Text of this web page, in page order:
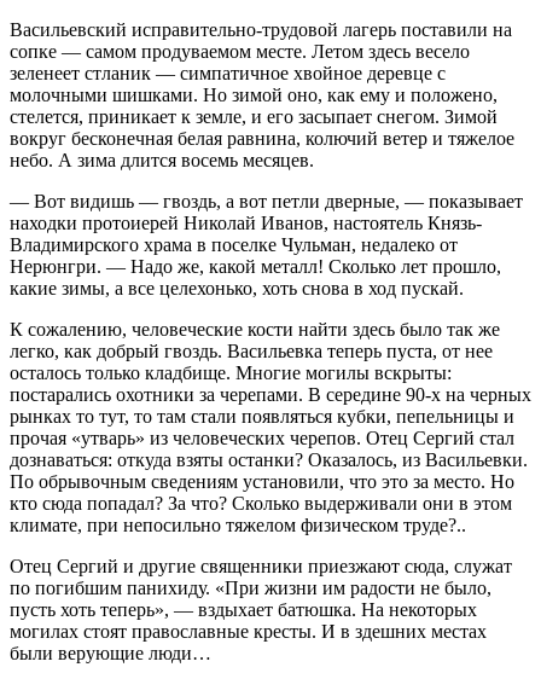
Васильевский исправительно-трудовой лагерь поставили на
сопке — самом продуваемом месте. Летом здесь весело
зеленеет стланик — симпатичное хвойное деревце с
молочными шишками. Но зимой оно, как ему и положено,
стелется, приникает к земле, и его засыпает снегом. Зимой
вокруг бесконечная белая равнина, колючий ветер и тяжелое
небо. А зима длится восемь месяцев.
— Вот видишь — гвоздь, а вот петли дверные, — показывает
находки протоиерей Николай Иванов, настоятель Князь-
Владимирского храма в поселке Чульман, недалеко от
Нерюнгри. — Надо же, какой металл! Сколько лет прошло,
какие зимы, а все целехонько, хоть снова в ход пускай.
К сожалению, человеческие кости найти здесь было так же
легко, как добрый гвоздь. Васильевка теперь пуста, от нее
осталось только кладбище. Многие могилы вскрыты:
постарались охотники за черепами. В середине 90-х на черных
рынках то тут, то там стали появляться кубки, пепельницы и
прочая «утварь» из человеческих черепов. Отец Сергий стал
дознаваться: откуда взяты останки? Оказалось, из Васильевки.
По обрывочным сведениям установили, что это за место. Но
кто сюда попадал? За что? Сколько выдерживали они в этом
климате, при непосильно тяжелом физическом труде?..
Отец Сергий и другие священники приезжают сюда, служат
по погибшим панихиду. «При жизни им радости не было,
пусть хоть теперь», — вздыхает батюшка. На некоторых
могилах стоят православные кресты. И в здешних местах
были верующие люди…